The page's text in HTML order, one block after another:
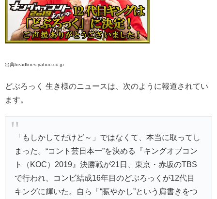
出典headlines.yahoo.co.jp
どぶろっく 生き様のニュースは、次のように報道されてい
ます。
「もしかしてだけど～」ではなくて、本当に取ってし
まった。“コント芸日本一”を決める『キングオブコン
ト（KOC）2019』決勝戦が21日、東京・赤坂のTBS
で行われ、コンビ結成16年目のどぶろっくが12代目
キングに輝いた。自ら「“賑やかし”という肩書きをつ